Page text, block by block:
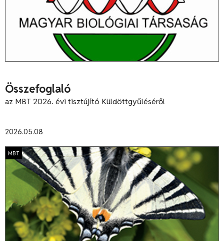
Összefoglaló
2026.05.08
az MBT 2026. évi tisztújító Küldöttgyűléséről
MBT